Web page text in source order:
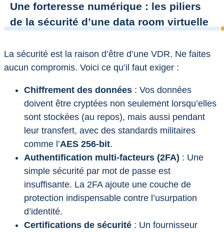
Une forteresse numérique : les piliers
de la sécurité d’une data room virtuelle
La sécurité est la raison d’être d’une VDR. Ne faites
aucun compromis. Voici ce qu’il faut exiger :
Chiffrement des données : Vos données
doivent être cryptées non seulement lorsqu’elles
sont stockées (au repos), mais aussi pendant
leur transfert, avec des standards militaires
comme l’AES 256-bit.
Authentification multi-facteurs (2FA) : Une
simple sécurité par mot de passe est
insuffisante. La 2FA ajoute une couche de
protection indispensable contre l’usurpation
d’identité.
Certifications de sécurité : Un fournisseur